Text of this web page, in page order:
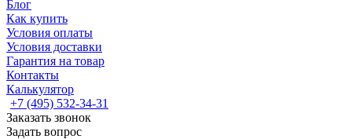
Блог
Как купить
Условия оплаты
Условия доставки
Гарантия на товар
Контакты
Калькулятор
+7 (495) 532‑34‑31
Заказать звонок
Задать вопрос